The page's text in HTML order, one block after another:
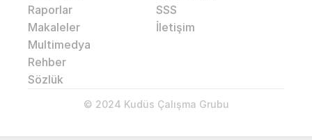
Raporlar
Makaleler
Multimedya
Rehber
Sözlük
SSS
İletişim
© 2024 Kudüs Çalışma Grubu